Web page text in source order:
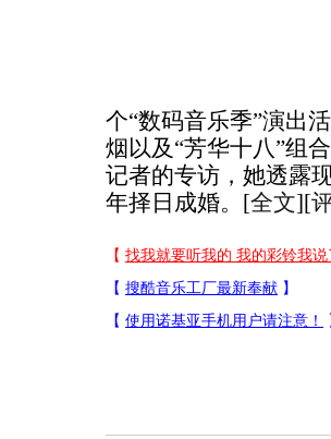
个“数码音乐季”演出
烟以及“芳华十八”组
记者的专访，她透露
年择日成婚。[全文][